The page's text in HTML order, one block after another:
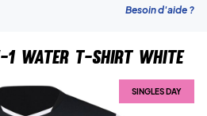
Besoin d'aide ?
1 Water T-shirt White
SINGLES DAY
SINGLES DAY